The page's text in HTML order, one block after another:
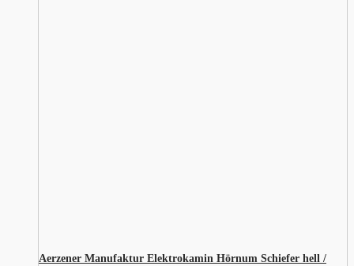
Aerzener Manufaktur Elektrokamin Hörnum Schiefer hell /